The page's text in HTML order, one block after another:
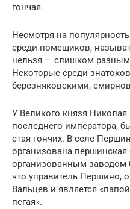
гончая.
Несмотря на
среди помещиков,
нельзя — слишком
Некоторые среди
березняковскими,
У Великого князя Николая
последнего императора,
стая гончих. В селе
организована першинская
организованным заводом
что управитель Першино,
Вальцев и является
пегая».